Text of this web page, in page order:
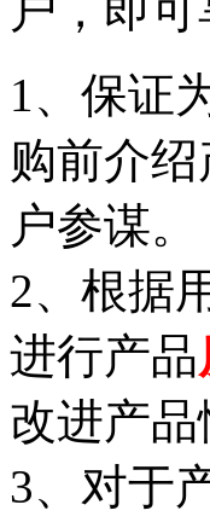
1、保证
购前介
户参谋。
2、根据
进行产品
改进产
3、对于